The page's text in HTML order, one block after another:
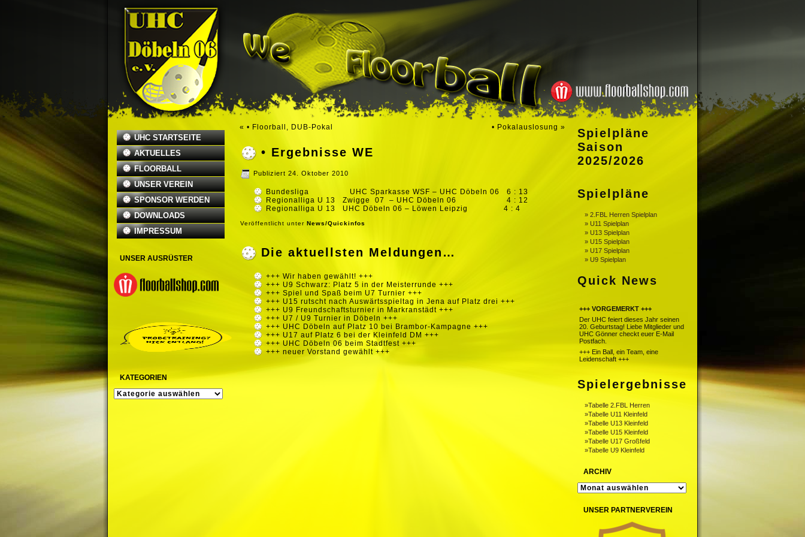
UHC STARTSEITE
AKTUELLES
FLOORBALL
UNSER VEREIN
SPONSOR WERDEN
DOWNLOADS
IMPRESSUM
UNSER AUSRÜSTER
KATEGORIEN
KATEGORIEN
« • Floorball, DUB-Pokal • Pokalauslosung »
• Ergebnisse WE
Publiziert 24. Oktober 2010
Bundesliga UHC Sparkasse WSF – UHC Döbeln 06 6 : 13
Regionalliga U 13 Zwigge 07 – UHC Döbeln 06 4 : 12
Regionalliga U 13 UHC Döbeln 06 – Löwen Leipzig 4 : 4
Veröffentlicht unter News/Quickinfos
Die aktuellsten Meldungen…
+++ Wir haben gewählt! +++
+++ U9 Schwarz: Platz 5 in der Meisterrunde +++
+++ Spiel und Spaß beim U7 Turnier +++
+++ U15 rutscht nach Auswärtsspieltag in Jena auf Platz drei +++
+++ U9 Freundschaftsturnier in Markranstädt +++
+++ U7 / U9 Turnier in Döbeln +++
+++ UHC Döbeln auf Platz 10 bei Brambor-Kampagne +++
+++ U17 auf Platz 6 bei der Kleinfeld DM +++
+++ UHC Döbeln 06 beim Stadtfest +++
+++ neuer Vorstand gewählt +++
Spielpläne
Saison
2025/2026
Spielpläne
» 2.FBL Herren Spielplan
» U11 Spielplan
» U13 Spielplan
» U15 Spielplan
» U17 Spielplan
» U9 Spielplan
Quick News
+++ VORGEMERKT +++
Der UHC feiert dieses Jahr seinen
20. Geburtstag! Liebe Mitglieder und
UHC Gönner checkt euer E-Mail
Postfach.
+++ Ein Ball, ein Team, eine
Leidenschaft +++
Spielergebnisse
»Tabelle 2.FBL Herren
»Tabelle U11 Kleinfeld
»Tabelle U13 Kleinfeld
»Tabelle U15 Kleinfeld
»Tabelle U17 Großfeld
»Tabelle U9 Kleinfeld
ARCHIV
ARCHIV
UNSER PARTNERVEREIN